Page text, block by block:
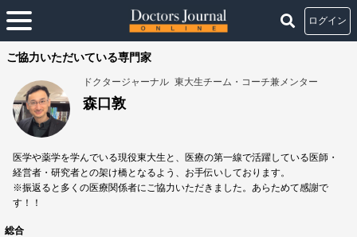
ログイン
ご協力いただいている専門家
ドクタージャーナル 東大生チーム・コーチ兼メンター
森口敦
医学や薬学を学んでいる現役東大生と、医療の第一線で活躍している医師・
経営者・研究者との架け橋となるよう、お手伝いしております。
※振返ると多くの医療関係者にご協力いただきました。あらためて感謝で
す！！
総合